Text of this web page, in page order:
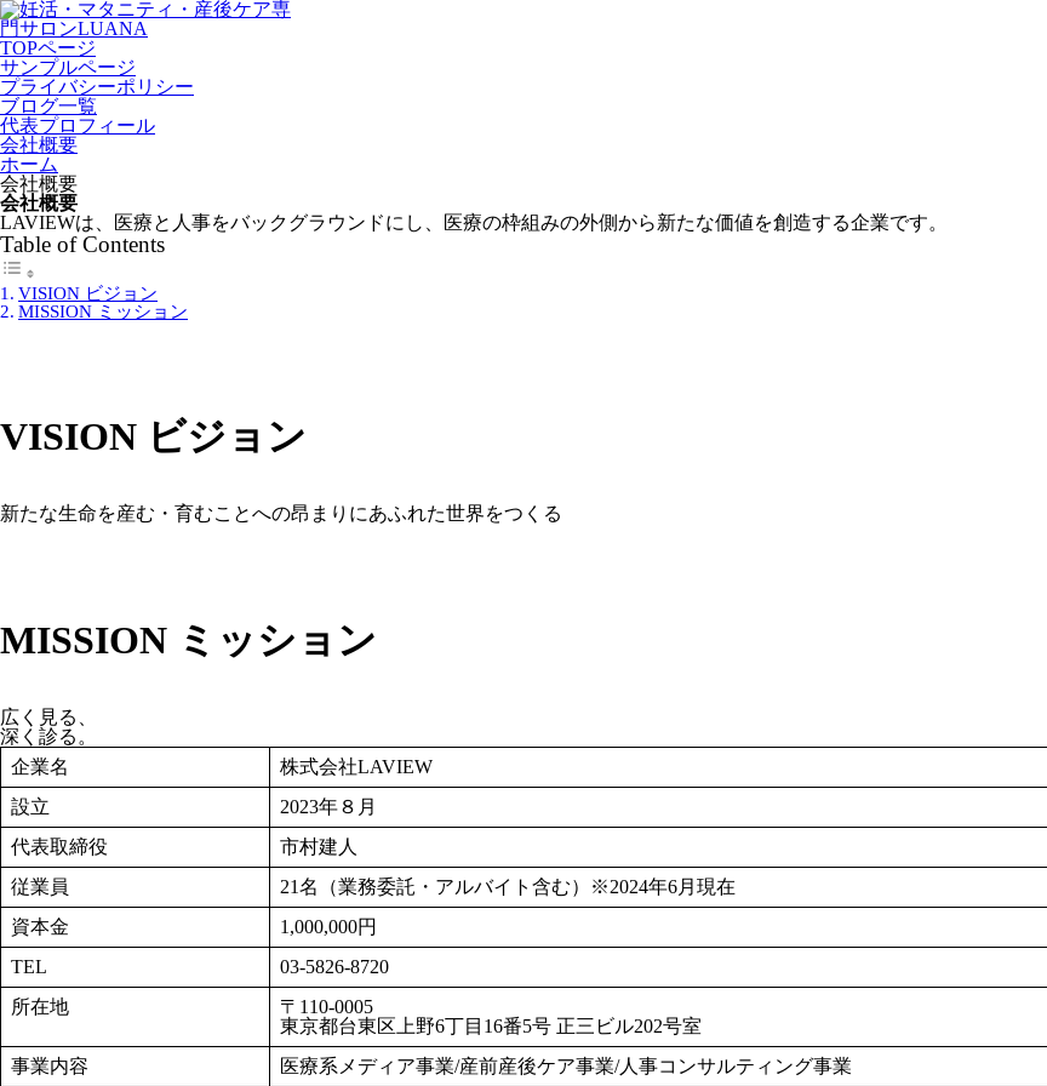
TOPページ
サンプルページ
プライバシーポリシー
ブログ一覧
代表プロフィール
会社概要
ホーム
会社概要
会社概要
LAVIEWは、医療と人事をバックグラウンドにし、医療の枠組みの外側から新たな価値を創造する企業です。
Table of Contents
VISION ビジョン
MISSION ミッション
VISION ビジョン
新たな生命を産む・育むことへの昂まりにあふれた世界をつくる
MISSION ミッション
広く見る、
深く診る。
企業名
株式会社LAVIEW
設立
2023年８月
代表取締役
市村建人
従業員
21名（業務委託・アルバイト含む）※2024年6月現在
資本金
1,000,000円
TEL
03-5826-8720
所在地
〒110-0005
東京都台東区上野6丁目16番5号 正三ビル202号室
事業内容
医療系メディア事業/産前産後ケア事業/人事コンサルティング事業